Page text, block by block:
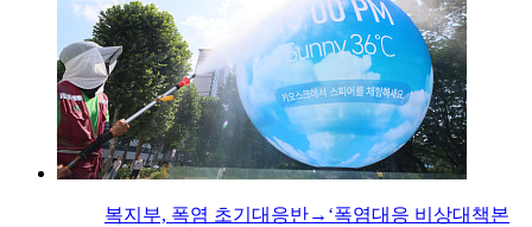
복지부, 폭염 초기대응반→‘폭염대응 비상대책본